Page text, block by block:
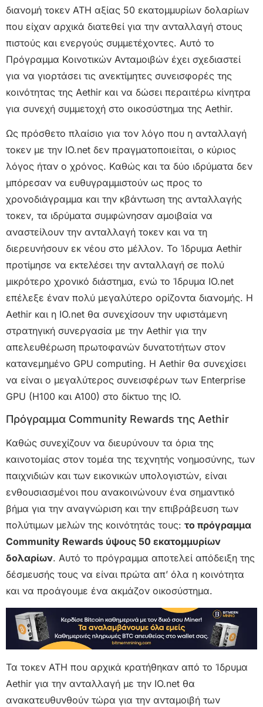
διανομή τοκεν ATH αξίας 50 εκατομμυρίων δολαρίων
που είχαν αρχικά διατεθεί για την ανταλλαγή στους
πιστούς και ενεργούς συμμετέχοντες. Αυτό το
Πρόγραμμα Κοινοτικών Ανταμοιβών έχει σχεδιαστεί
για να γιορτάσει τις ανεκτίμητες συνεισφορές της
κοινότητας της Aethir και να δώσει περαιτέρω κίνητρα
για συνεχή συμμετοχή στο οικοσύστημα της Aethir.
Ως πρόσθετο πλαίσιο για τον λόγο που η ανταλλαγή
τοκεν με την IO.net δεν πραγματοποιείται, ο κύριος
λόγος ήταν ο χρόνος. Καθώς και τα δύο ιδρύματα δεν
μπόρεσαν να ευθυγραμμιστούν ως προς το
χρονοδιάγραμμα και την κβάντωση της ανταλλαγής
τοκεν, τα ιδρύματα συμφώνησαν αμοιβαία να
αναστείλουν την ανταλλαγή τοκεν και να τη
διερευνήσουν εκ νέου στο μέλλον. Το Ίδρυμα Aethir
προτίμησε να εκτελέσει την ανταλλαγή σε πολύ
μικρότερο χρονικό διάστημα, ενώ το Ίδρυμα IO.net
επέλεξε έναν πολύ μεγαλύτερο ορίζοντα διανομής. Η
Aethir και η IO.net θα συνεχίσουν την υφιστάμενη
στρατηγική συνεργασία με την Aethir για την
απελευθέρωση πρωτοφανών δυνατοτήτων στον
κατανεμημένο GPU computing. Η Aethir θα συνεχίσει
να είναι ο μεγαλύτερος συνεισφέρων των Enterprise
GPU (H100 και A100) στο δίκτυο της IO.
Πρόγραμμα Community Rewards της Aethir
Καθώς συνεχίζουν να διευρύνουν τα όρια της
καινοτομίας στον τομέα της τεχνητής νοημοσύνης, των
παιχνιδιών και των εικονικών υπολογιστών, είναι
ενθουσιασμένοι που ανακοινώνουν ένα σημαντικό
βήμα για την αναγνώριση και την επιβράβευση των
πολύτιμων μελών της κοινότητάς τους: το πρόγραμμα
Community Rewards ύψους 50 εκατομμυρίων
δολαρίων. Αυτό το πρόγραμμα αποτελεί απόδειξη της
δέσμευσής τους να είναι πρώτα απ’ όλα η κοινότητα
και να προάγουμε ένα ακμάζον οικοσύστημα.
Τα τοκεν ATH που αρχικά κρατήθηκαν από το Ίδρυμα
Aethir για την ανταλλαγή με την IO.net θα
ανακατευθυνθούν τώρα για την ανταμοιβή των